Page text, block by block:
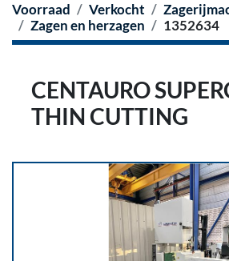
Voorraad Verkocht
Zagen en herzagen
1352634
CENTAURO
THIN CUTTING